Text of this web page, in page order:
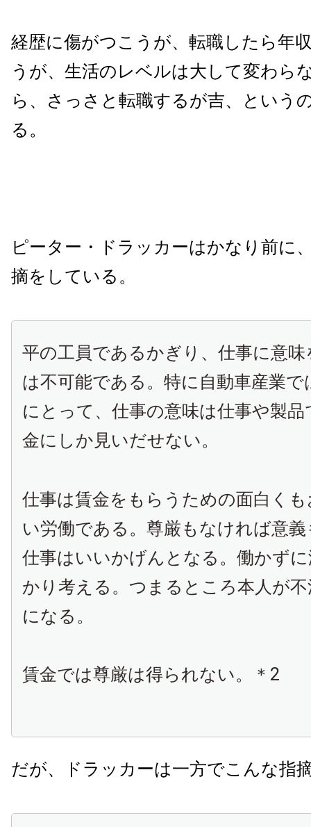
経歴に傷がつこうが、転職したら年
うが、生活のレベルは大して変わら
ら、さっさと転職するが吉、という
る。
ピーター・ドラッカーはかなり前に
摘をしている。
平の工員であるかぎり、仕事に意
は不可能である。特に自動車産業で
にとって、仕事の意味は仕事や製
金にしか見いだせない。
仕事は賃金をもらうための面白く
い労働である。尊厳もなければ意
仕事はいいかげんとなる。働かず
かり考える。つまるところ本人が
になる。
賃金では尊厳は得られない。＊2
だが、ドラッカーは一方でこんな指